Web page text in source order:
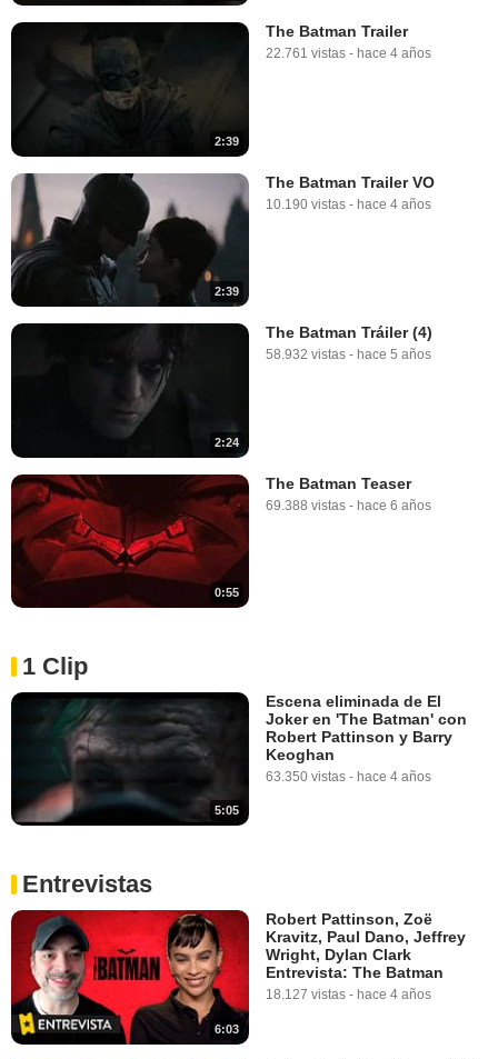
2:39
The Batman Trailer
22.761 vistas - hace 4 años
2:39
The Batman Trailer VO
10.190 vistas - hace 4 años
2:24
The Batman Tráiler (4)
58.932 vistas - hace 5 años
0:55
The Batman Teaser
69.388 vistas - hace 6 años
1 Clip
5:05
Escena eliminada de El
Joker en 'The Batman' con
Robert Pattinson y Barry
Keoghan
63.350 vistas - hace 4 años
Entrevistas
6:03
Robert Pattinson, Zoë
Kravitz, Paul Dano, Jeffrey
Wright, Dylan Clark
Entrevista: The Batman
18.127 vistas - hace 4 años